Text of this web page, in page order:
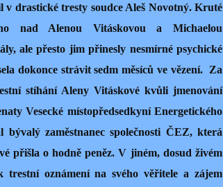
v drastické tresty soudce Aleš Novotný. Kruté
nad Alenou Vitáskovou a Michaelou
ale přesto jim přinesly nesmírné psychické
dokonce strávit sedm měsíců ve vězení. Za
stíhání Aleny Vitáskové kvůli jmenování
Vesecké místopředsedkyní Energetického
zaměstnanec společnosti ČEZ, která
přišla o hodně peněz. V jiném, dosud živém
trestní oznámení na svého věřitele a zájem